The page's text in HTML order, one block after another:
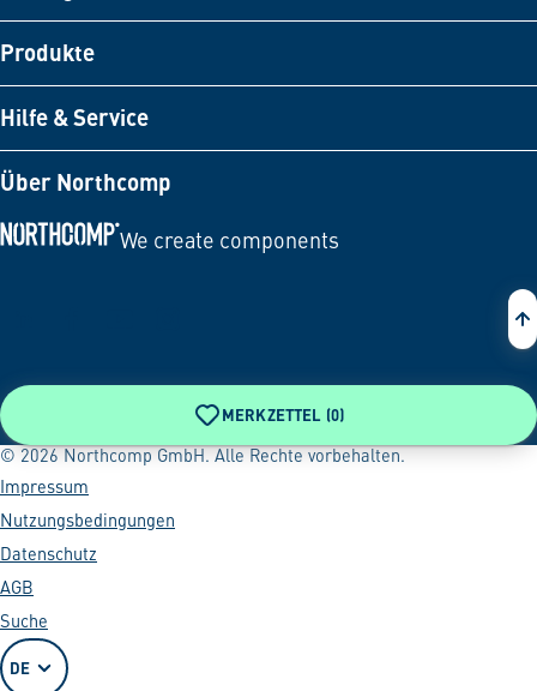
Produkte
Hilfe & Service
Über Northcomp
We create components
MERKZETTEL (0)
© 2026 Northcomp GmbH. Alle Rechte vorbehalten.
Impressum
Nutzungsbedingungen
Datenschutz
AGB
Suche
DE